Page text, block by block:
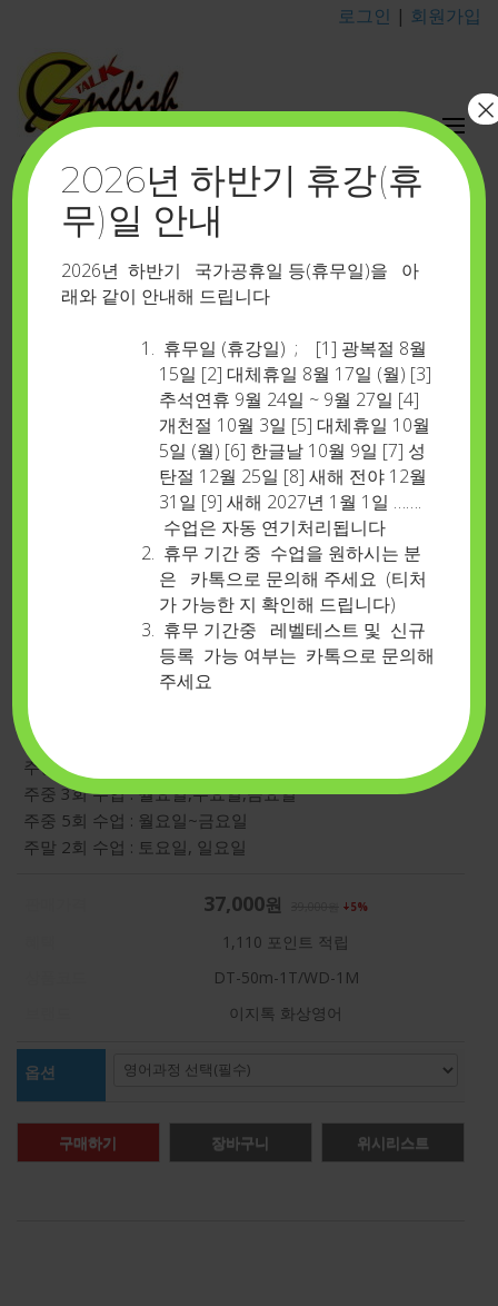
로그인 | 회원가입
이지톡영어포유
카톡 아이디 : eztalkenglish
상품 갤러리-532
낮시간할인타임-50분-주중1회-총4회(1개월)
주중 1회수업 : 요일 선택
주중 2회 수업 : 화요일,목요일
주중 3회 수업 : 월요일,수요일,금요일
주중 5회 수업 : 월요일~금요일
주말 2회 수업 : 토요일, 일요일
37,000원 5%
1,110 포인트 적립
DT-50m-1T/WD-1M
이지톡 화상영어
옵션
구매하기 장바구니 위시리스트
2026년 하반기 휴강(휴
무)일 안내
2026년 하반기 국가공휴일 등(휴무일)을 아
래와 같이 안내해 드립니다
휴무일 (휴강일) ; [1] 광복절 8월
15일 [2] 대체휴일 8월 17일 (월) [3]
추석연휴 9월 24일 ~ 9월 27일 [4]
개천절 10월 3일 [5] 대체휴일 10월
5일 (월) [6] 한글날 10월 9일 [7] 성
탄절 12월 25일 [8] 새해 전야 12월
31일 [9] 새해 2027년 1월 1일 …….
수업은 자동 연기처리됩니다
휴무 기간 중 수업을 원하시는 분
은 카톡으로 문의해 주세요 (티처
가 가능한 지 확인해 드립니다)
휴무 기간중 레벨테스트 및 신규
등록 가능 여부는 카톡으로 문의해
주세요
×